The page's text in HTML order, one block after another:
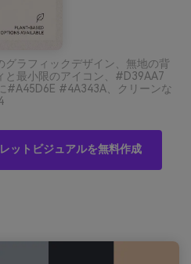
ラフィックデザイン、無地の背
と最小限のアイコン、#D39AA7
#A45D6E #4A343A、クリーンな
ットビジュアルを無料作成